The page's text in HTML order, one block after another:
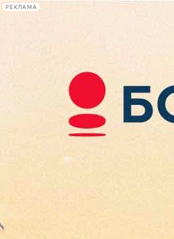
РЕКЛАМА
Сегодня:
2026.08.09
05:03
Афиша Plus